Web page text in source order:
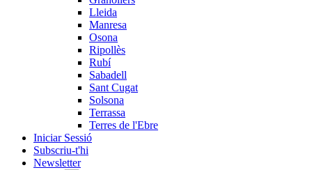
Lleida
Manresa
Osona
Ripollès
Rubí
Sabadell
Sant Cugat
Solsona
Terrassa
Terres de l'Ebre
Iniciar Sessió
Subscriu-t'hi
Newsletter